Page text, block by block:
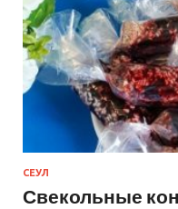
СЕУЛ
Свекольные